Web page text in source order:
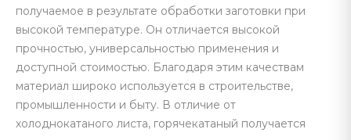
получаемое в результате обработки заготовки при
высокой температуре. Он отличается высокой
прочностью, универсальностью применения и
доступной стоимостью. Благодаря этим качествам
материал широко используется в строительстве,
промышленности и быту. В отличие от
холоднокатаного листа, горячекатаный получается